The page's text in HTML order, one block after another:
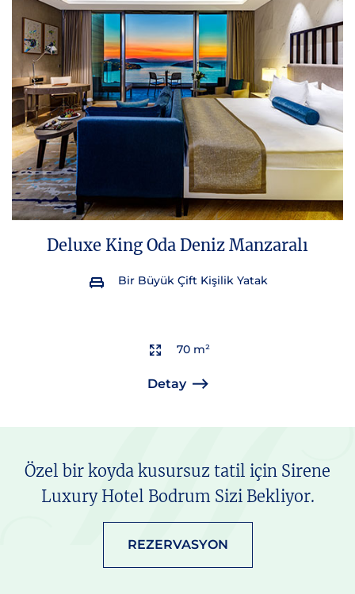
Deluxe King Oda Deniz Manzaralı
Bir Büyük Çift Kişilik Yatak
70 m²
Detay
Özel bir koyda kusursuz tatil için Sirene
Luxury Hotel Bodrum Sizi Bekliyor.
REZERVASYON